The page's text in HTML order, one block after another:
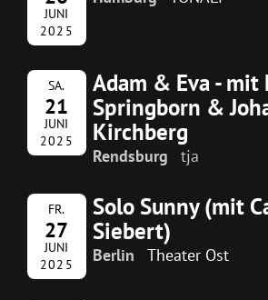
JUNI
2025
SA.
21
JUNI
2025
Adam & Eva - mit
Springborn &
Kirchberg
Rendsburg tja
FR.
27
JUNI
2025
Solo Sunny (mit
Siebert)
Berlin Theater Ost